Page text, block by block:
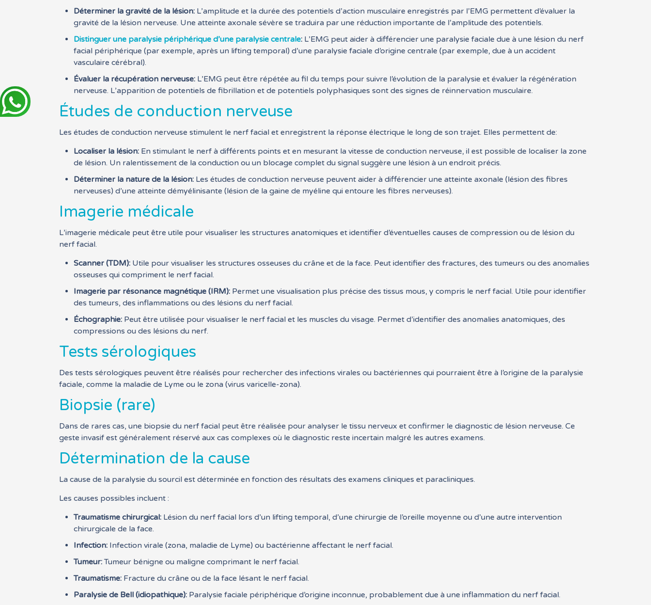
Déterminer la gravité de la lésion: L’amplitude et la durée des potentiels d’action musculaire enregistrés par l’EMG permettent d’évaluer la
gravité de la lésion nerveuse. Une atteinte axonale sévère se traduira par une réduction importante de l’amplitude des potentiels.
Distinguer une paralysie périphérique d’une paralysie centrale: L’EMG peut aider à différencier une paralysie faciale due à une lésion du nerf
facial périphérique (par exemple, après un lifting temporal) d’une paralysie faciale d’origine centrale (par exemple, due à un accident
vasculaire cérébral).
Évaluer la récupération nerveuse: L’EMG peut être répétée au fil du temps pour suivre l’évolution de la paralysie et évaluer la régénération
nerveuse. L’apparition de potentiels de fibrillation et de potentiels polyphasiques sont des signes de réinnervation musculaire.
Études de conduction nerveuse
Les études de conduction nerveuse stimulent le nerf facial et enregistrent la réponse électrique le long de son trajet. Elles permettent de:
Localiser la lésion: En stimulant le nerf à différents points et en mesurant la vitesse de conduction nerveuse, il est possible de localiser la zone
de lésion. Un ralentissement de la conduction ou un blocage complet du signal suggère une lésion à un endroit précis.
Déterminer la nature de la lésion: Les études de conduction nerveuse peuvent aider à différencier une atteinte axonale (lésion des fibres
nerveuses) d’une atteinte démyélinisante (lésion de la gaine de myéline qui entoure les fibres nerveuses).
Imagerie médicale
L’imagerie médicale peut être utile pour visualiser les structures anatomiques et identifier d’éventuelles causes de compression ou de lésion du
nerf facial.
Scanner (TDM): Utile pour visualiser les structures osseuses du crâne et de la face. Peut identifier des fractures, des tumeurs ou des anomalies
osseuses qui compriment le nerf facial.
Imagerie par résonance magnétique (IRM): Permet une visualisation plus précise des tissus mous, y compris le nerf facial. Utile pour identifier
des tumeurs, des inflammations ou des lésions du nerf facial.
Échographie: Peut être utilisée pour visualiser le nerf facial et les muscles du visage. Permet d’identifier des anomalies anatomiques, des
compressions ou des lésions du nerf.
Tests sérologiques
Des tests sérologiques peuvent être réalisés pour rechercher des infections virales ou bactériennes qui pourraient être à l’origine de la paralysie
faciale, comme la maladie de Lyme ou le zona (virus varicelle-zona).
Biopsie (rare)
Dans de rares cas, une biopsie du nerf facial peut être réalisée pour analyser le tissu nerveux et confirmer le diagnostic de lésion nerveuse. Ce
geste invasif est généralement réservé aux cas complexes où le diagnostic reste incertain malgré les autres examens.
Détermination de la cause
La cause de la paralysie du sourcil est déterminée en fonction des résultats des examens cliniques et paracliniques.
Les causes possibles incluent :
Traumatisme chirurgical: Lésion du nerf facial lors d’un lifting temporal, d’une chirurgie de l’oreille moyenne ou d’une autre intervention
chirurgicale de la face.
Infection: Infection virale (zona, maladie de Lyme) ou bactérienne affectant le nerf facial.
Tumeur:Tumeur bénigne ou maligne comprimant le nerf facial.
Traumatisme: Fracture du crâne ou de la face lésant le nerf facial.
Paralysie de Bell (idiopathique): Paralysie faciale périphérique d’origine inconnue, probablement due à une inflammation du nerf facial.